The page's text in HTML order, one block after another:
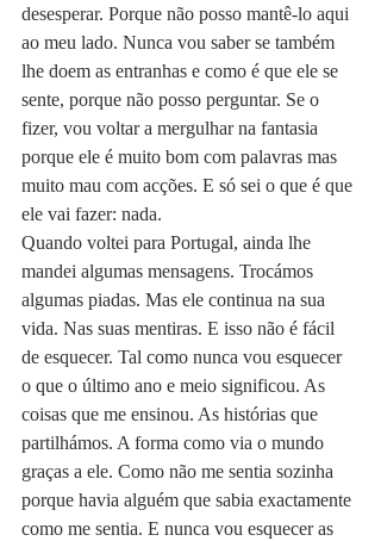
desesperar. Porque não posso mantê-lo aqui
ao meu lado. Nunca vou saber se também
lhe doem as entranhas e como é que ele se
sente, porque não posso perguntar. Se o
fizer, vou voltar a mergulhar na fantasia
porque ele é muito bom com palavras mas
muito mau com acções. E só sei o que é que
ele vai fazer: nada.
Quando voltei para Portugal, ainda lhe
mandei algumas mensagens. Trocámos
algumas piadas. Mas ele continua na sua
vida. Nas suas mentiras. E isso não é fácil
de esquecer. Tal como nunca vou esquecer
o que o último ano e meio significou. As
coisas que me ensinou. As histórias que
partilhámos. A forma como via o mundo
graças a ele. Como não me sentia sozinha
porque havia alguém que sabia exactamente
como me sentia. E nunca vou esquecer as